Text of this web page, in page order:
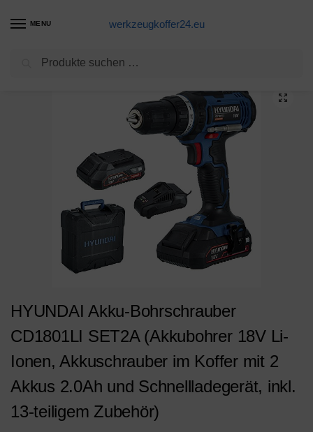
MENU werkzeugkoffer24.eu
Akkubohrschrauber Produkte
HYUNDAI Akku-Bohrschrauber
CD1801LI SET2A (Akkubohrer 18V Li-
Ionen, Akkuschrauber im Koffer mit 2
Akkus 2.0Ah und Schnellladegerät, inkl.
13-teiligem Zubehör)